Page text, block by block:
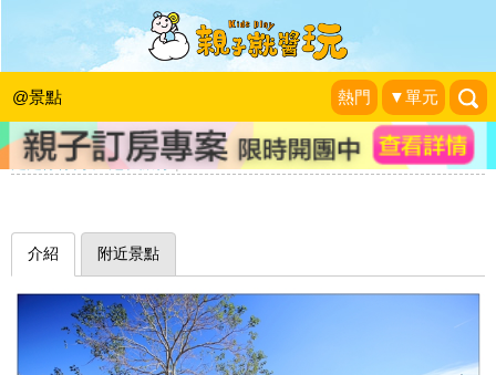
@景點 熱門 ▼單元
亞洲唯一結合自然生態教育與草食性動
物渡假飯店～新竹關西六福莊生態度假
旅館
走走停停,小燈泡在旅行|2017-01-05
介紹 附近景點